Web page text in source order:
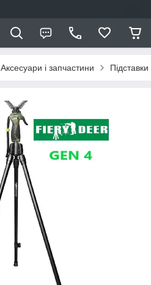
Аксесуари і запчастини